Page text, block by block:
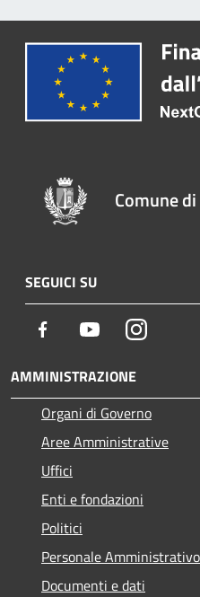
Comune
SEGUICI SU
Facebook YoutubeInstagram
AMMINISTRAZIONE
Organi di Governo
Aree Amministrative
Uffici
Enti e fondazioni
Politici
Personale Amministrativo
Documenti e dati